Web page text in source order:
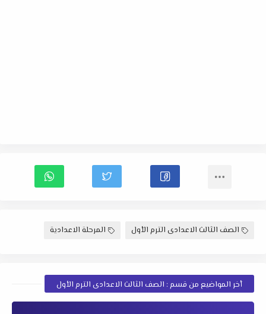
الصف الثالث الاعدادى الترم الأول المرحلة الاعدادية
أخر المواضيع من قسم : الصف الثالث الاعدادى الترم الأول